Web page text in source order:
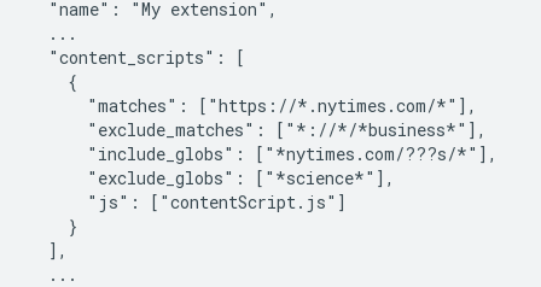
  "name": "My extension",
  ...
  "content_scripts": [
    {
      "matches": ["https://*.nytimes.com/*"],
      "exclude_matches": ["*://*/*business*"],
      "include_globs": ["*nytimes.com/???s/*"],
      "exclude_globs": ["*science*"],
      "js": ["contentScript.js"]
    }
  ],
  ...